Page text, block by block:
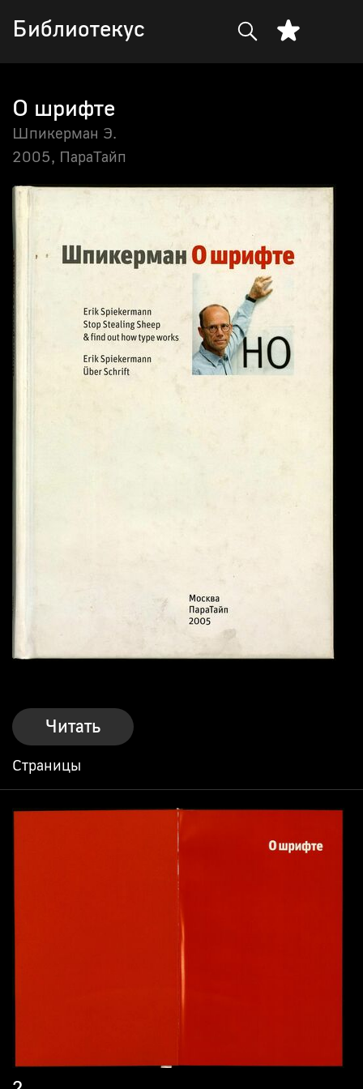
Библиотекус
О шрифте
Шпикерман Э.
2005, ПараТайп
Читать
Страницы